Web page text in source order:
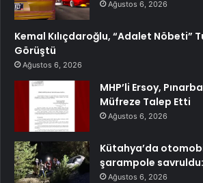
Ağustos 6, 2026
Kemal Kılıçdaroğlu, “Adalet Nöbeti”
Görüştü
Ağustos 6, 2026
MHP’li Ersoy,
Müfreze Talep Etti
Ağustos 6, 2026
Kütahya’da
şarampole savruldu:
Ağustos 6, 2026